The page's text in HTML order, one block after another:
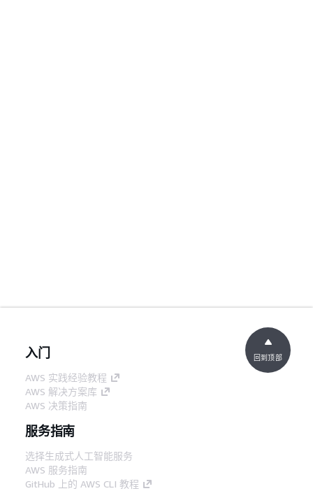
入门
AWS 实践经验教程
AWS 解决方案库
AWS 决策指南
服务指南
选择生成式人工智能服务
AWS 服务指南
GitHub 上的 AWS CLI 教程
回到顶部